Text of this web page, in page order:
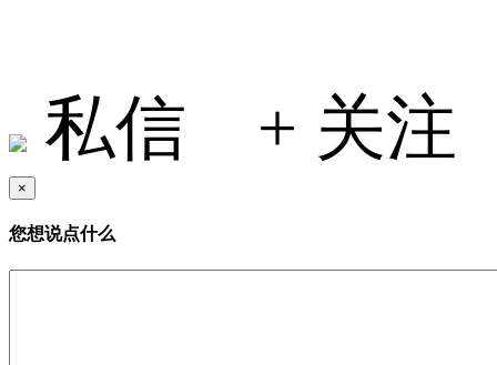
私信 + 关注
×
您想说点什么